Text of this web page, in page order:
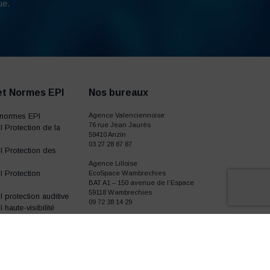
Normes EPI
EPI
Protection de la
Protection des
Protection
protection auditive
haute-visibilité
Nos bureaux
Agence Valenciennoise
76 rue Jean Jaurès
59410 Anzin
03 27 28 87 87
Agence Lilloise
EcoSpace Wambrechies
BAT A1 – 150 avenue de l’Espace
59118 Wambrechies
09 72 38 14 29